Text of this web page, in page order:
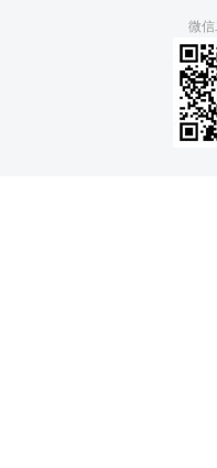
微